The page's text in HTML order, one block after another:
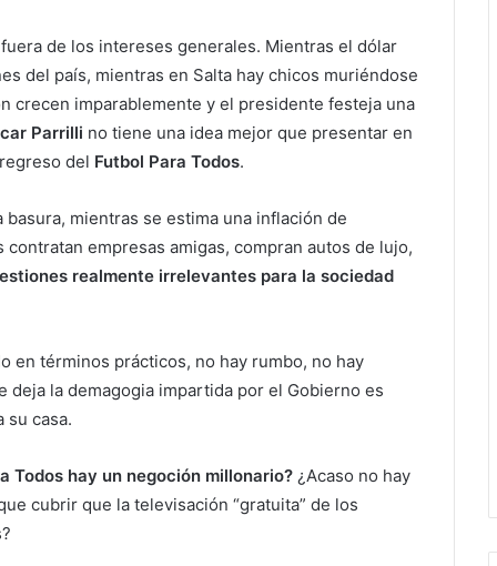
de los intereses generales. Mientras el dólar
del país, mientras en Salta hay chicos muriéndose
crecen imparablemente y el presidente festeja una
Parrilli no tiene una idea mejor que presentar en
del Futbol Para Todos.
mientras se estima una inflación de
empresas amigas, compran autos de lujo,
realmente irrelevantes para la sociedad
en términos prácticos, no hay rumbo, no hay
deja la demagogia impartida por el Gobierno es
su casa.
Todos hay un negoción millonario? ¿Acaso no hay
cubrir que la televisación “gratuita” de los